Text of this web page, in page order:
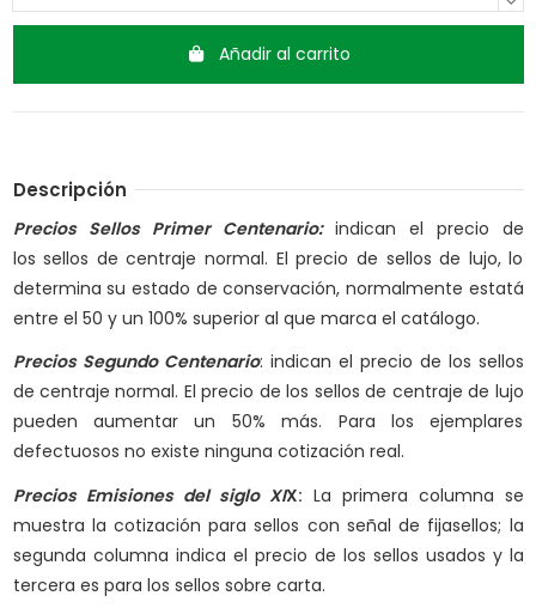
Añadir al carrito
Descripción
Precios Sellos Primer Centenario: indican el precio de
los sellos de centraje normal. El precio de sellos de lujo, lo
determina su estado de conservación, normalmente estatá
entre el 50 y un 100% superior al que marca el catálogo.
Precios Segundo Centenario: indican el precio de los sellos
de centraje normal. El precio de los sellos de centraje de lujo
pueden aumentar un 50% más. Para los ejemplares
defectuosos no existe ninguna cotización real.
Precios Emisiones del siglo XIX: La primera columna se
muestra la cotización para sellos con señal de fijasellos; la
segunda columna indica el precio de los sellos usados y la
tercera es para los sellos sobre carta.